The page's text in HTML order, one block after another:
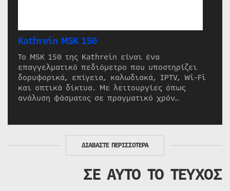
Kathrein MSK 150
Το MSK 150 της Kathrein είναι ένα
επαγγελματικό πεδιόμετρο που υποστηρίζει
δορυφορικά, επίγεια, καλωδιακά, IPTV, Wi-Fi
και οπτικά δίκτυα. Με λειτουργίες όπως
ανάλυση φάσματος σε πραγματικό χρόν…
ΔΙΑΒΑΣΤΕ ΠΕΡΙΣΣΟΤΕΡΑ
ΣΕ ΑΥΤΟ ΤΟ ΤΕΥΧΟΣ